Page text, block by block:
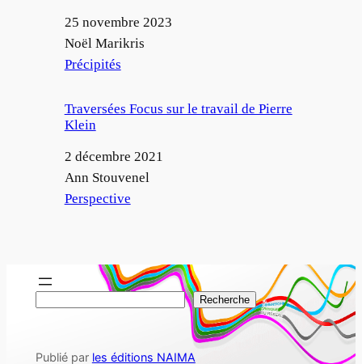
Date
25 novembre 2023
Auteur
Noël Marikris
Par rapport à
Précipités
Traversées Focus sur le travail de Pierre
Klein
Date
2 décembre 2021
Auteur
Ann Stouvenel
Par rapport à
Perspective
Recherche
Publié par les éditions NAIMA